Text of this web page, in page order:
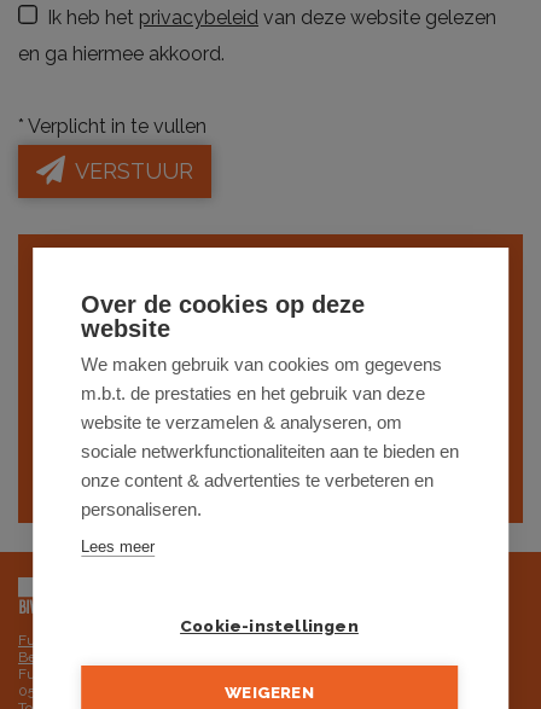
Ik heb het privacybeleid van deze website gelezen
en ga hiermee akkoord.
* Verplicht in te vullen
VERSTUUR
pand,schrijf je dan in
op onze nieuwsbrief
en blijf op de hoogte van onsrecentste
aanbod.
SCHRIJF JE IN
Futurimmo BV is onderworpen aan de deontologische code van het BIV,
Beroepsinstituut van Vastgoedmakelaars
Futurimmo BV: ondernemingsnummer 0525.725.251 - BTW BE
0525.725.251 RPR Gent, afdeling Brugge
Over de cookies op deze
website
We maken gebruik van cookies om gegevens
m.b.t. de prestaties en het gebruik van deze
website te verzamelen & analyseren, om
sociale netwerkfunctionaliteiten aan te bieden en
onze content & advertenties te verbeteren en
personaliseren.
Lees meer
Cookie-instellingen
WEIGEREN